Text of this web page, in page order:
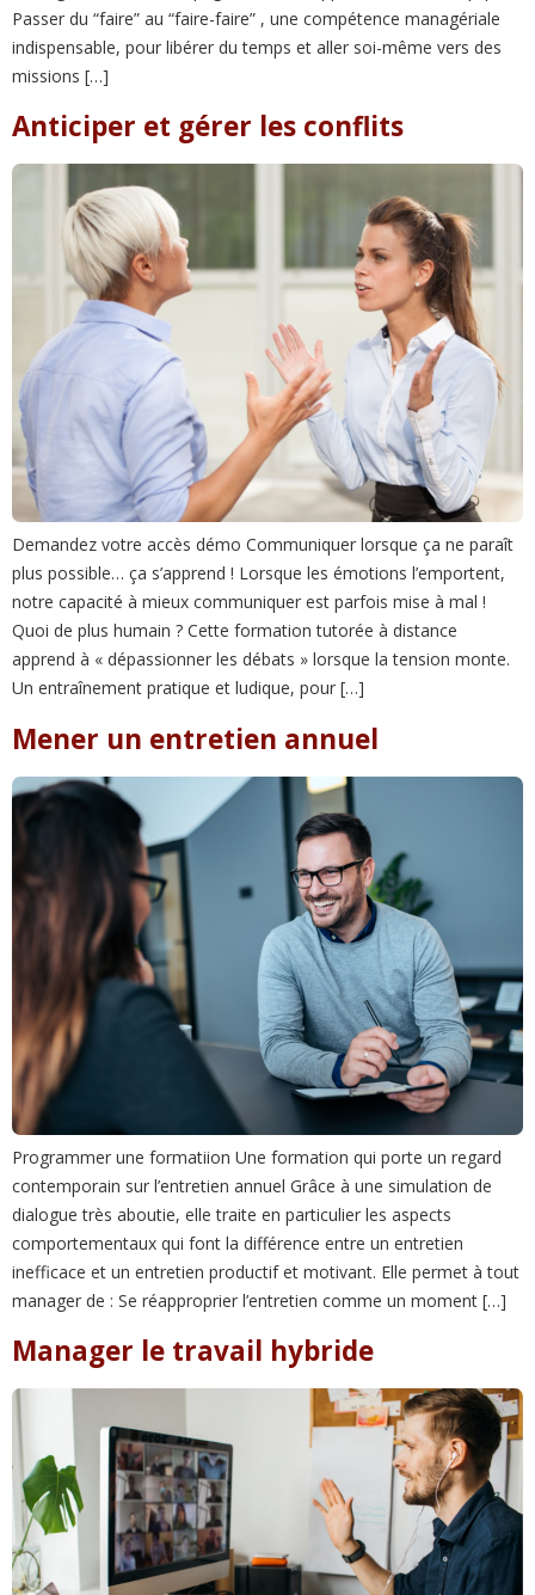
Passer du “faire” au “faire-faire” , une compétence managériale
indispensable, pour libérer du temps et aller soi-même vers des
missions […]
Anticiper et gérer les conflits
Demandez votre accès démo Communiquer lorsque ça ne paraît
plus possible… ça s’apprend ! Lorsque les émotions l’emportent,
notre capacité à mieux communiquer est parfois mise à mal !
Quoi de plus humain ? Cette formation tutorée à distance
apprend à « dépassionner les débats » lorsque la tension monte.
Un entraînement pratique et ludique, pour […]
Mener un entretien annuel
Programmer une formatiion Une formation qui porte un regard
contemporain sur l’entretien annuel Grâce à une simulation de
dialogue très aboutie, elle traite en particulier les aspects
comportementaux qui font la différence entre un entretien
inefficace et un entretien productif et motivant. Elle permet à tout
manager de : Se réapproprier l’entretien comme un moment […]
Manager le travail hybride